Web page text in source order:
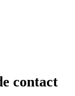
contact